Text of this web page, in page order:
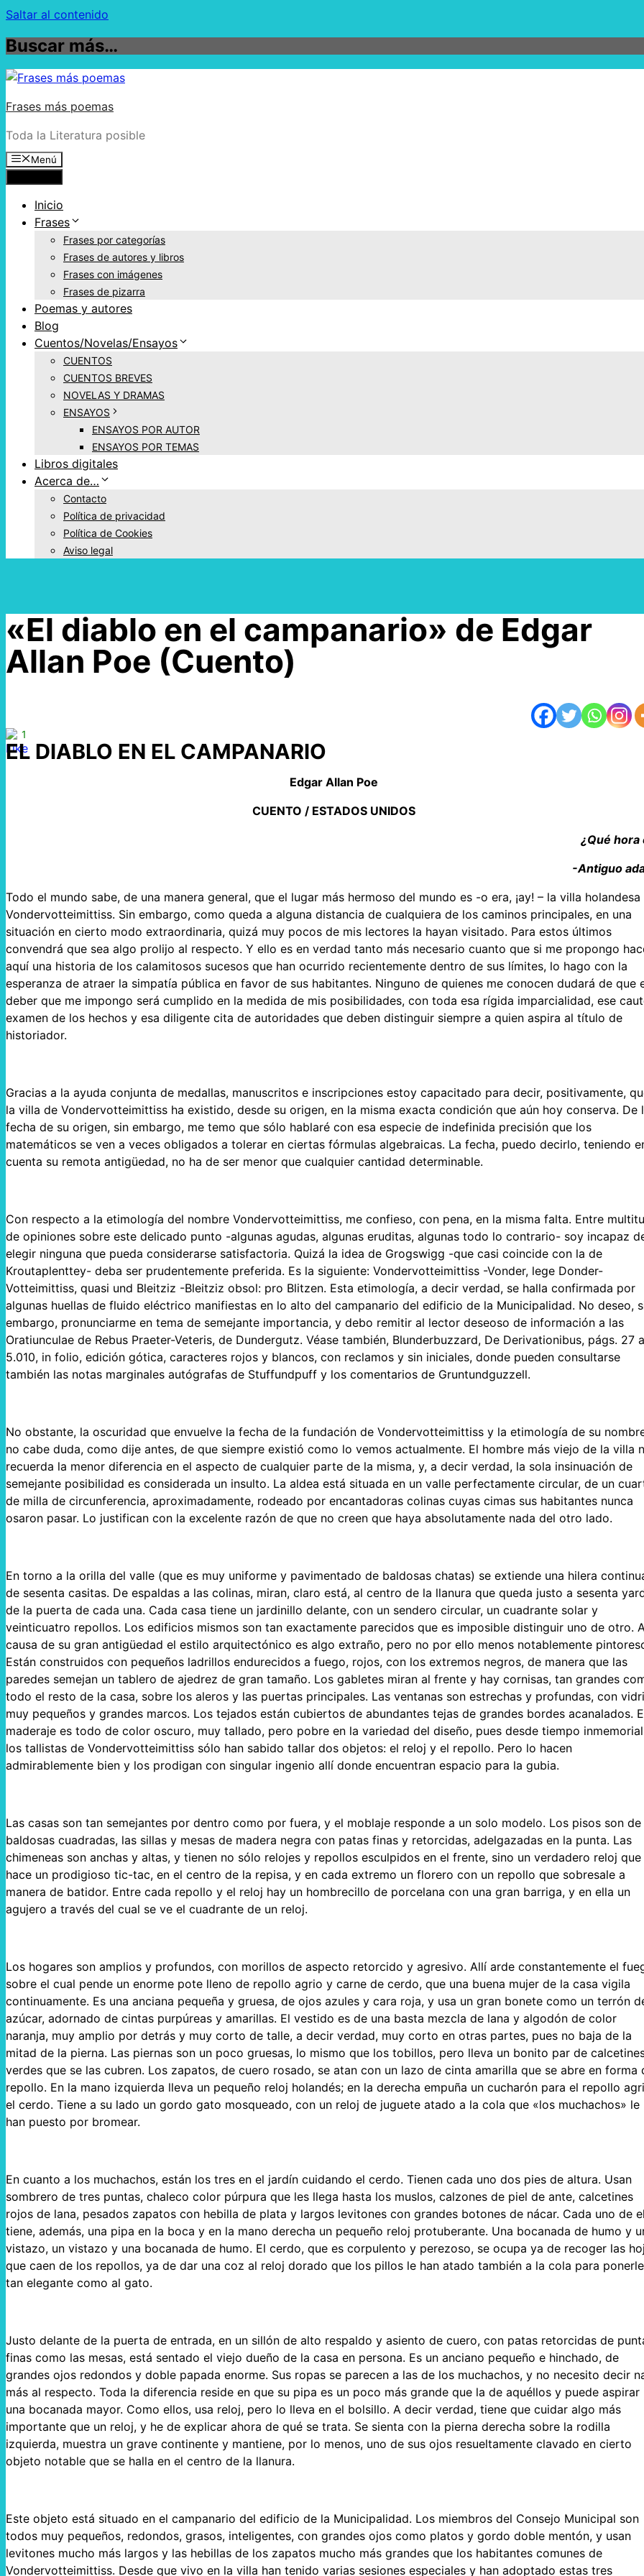
Saltar al contenido
Buscar más…
Frases más poemas
Toda la Literatura posible
Menú
Inicio
Frases
Frases por categorías
Frases de autores y libros
Frases con imágenes
Frases de pizarra
Poemas y autores
Blog
Cuentos/Novelas/Ensayos
CUENTOS
CUENTOS BREVES
NOVELAS Y DRAMAS
ENSAYOS
ENSAYOS POR AUTOR
ENSAYOS POR TEMAS
Libros digitales
Acerca de…
Contacto
Política de privacidad
Política de Cookies
Aviso legal
«El diablo en el campanario» de Edgar
Allan Poe (Cuento)
1
EL DIABLO EN EL CAMPANARIO
Edgar Allan Poe
CUENTO / ESTADOS UNIDOS
¿Qué hora
-Antiguo
Todo el mundo sabe, de una manera general, que el lugar más hermoso del mundo es -o era, ¡ay! – la villa holandesa
Vondervotteimittiss. Sin embargo, como queda a alguna distancia de cualquiera de los caminos principales, en una
situación en cierto modo extraordinaria, quizá muy pocos de mis lectores la hayan visitado. Para estos últimos
convendrá que sea algo prolijo al respecto. Y ello es en verdad tanto más necesario cuanto que si me propongo
aquí una historia de los calamitosos sucesos que han ocurrido recientemente dentro de sus límites, lo hago con la
esperanza de atraer la simpatía pública en favor de sus habitantes. Ninguno de quienes me conocen dudará de que
deber que me impongo será cumplido en la medida de mis posibilidades, con toda esa rígida imparcialidad, ese
examen de los hechos y esa diligente cita de autoridades que deben distinguir siempre a quien aspira al título de
historiador.
Gracias a la ayuda conjunta de medallas, manuscritos e inscripciones estoy capacitado para decir, positivamente,
la villa de Vondervotteimittiss ha existido, desde su origen, en la misma exacta condición que aún hoy conserva. De
fecha de su origen, sin embargo, me temo que sólo hablaré con esa especie de indefinida precisión que los
matemáticos se ven a veces obligados a tolerar en ciertas fórmulas algebraicas. La fecha, puedo decirlo, teniendo
cuenta su remota antigüedad, no ha de ser menor que cualquier cantidad determinable.
Con respecto a la etimología del nombre Vondervotteimittiss, me confieso, con pena, en la misma falta. Entre
de opiniones sobre este delicado punto -algunas agudas, algunas eruditas, algunas todo lo contrario- soy incapaz
elegir ninguna que pueda considerarse satisfactoria. Quizá la idea de Grogswigg -que casi coincide con la de
Kroutaplenttey- deba ser prudentemente preferida. Es la siguiente: Vondervotteimittiss -Vonder, lege Donder-
Votteimittiss, quasi und Bleitziz -Bleitziz obsol: pro Blitzen. Esta etimología, a decir verdad, se halla confirmada por
algunas huellas de fluido eléctrico manifiestas en lo alto del campanario del edificio de la Municipalidad. No deseo,
embargo, pronunciarme en tema de semejante importancia, y debo remitir al lector deseoso de información a las
Oratiunculae de Rebus Praeter-Veteris, de Dundergutz. Véase también, Blunderbuzzard, De Derivationibus, págs. 27 a
5.010, in folio, edición gótica, caracteres rojos y blancos, con reclamos y sin iniciales, donde pueden consultarse
también las notas marginales autógrafas de Stuffundpuff y los comentarios de Gruntundguzzell.
No obstante, la oscuridad que envuelve la fecha de la fundación de Vondervotteimittiss y la etimología de su
no cabe duda, como dije antes, de que siempre existió como lo vemos actualmente. El hombre más viejo de la villa
recuerda la menor diferencia en el aspecto de cualquier parte de la misma, y, a decir verdad, la sola insinuación de
semejante posibilidad es considerada un insulto. La aldea está situada en un valle perfectamente circular, de un
de milla de circunferencia, aproximadamente, rodeado por encantadoras colinas cuyas cimas sus habitantes nunca
osaron pasar. Lo justifican con la excelente razón de que no creen que haya absolutamente nada del otro lado.
En torno a la orilla del valle (que es muy uniforme y pavimentado de baldosas chatas) se extiende una hilera
de sesenta casitas. De espaldas a las colinas, miran, claro está, al centro de la llanura que queda justo a sesenta
de la puerta de cada una. Cada casa tiene un jardinillo delante, con un sendero circular, un cuadrante solar y
veinticuatro repollos. Los edificios mismos son tan exactamente parecidos que es imposible distinguir uno de otro.
causa de su gran antigüedad el estilo arquitectónico es algo extraño, pero no por ello menos notablemente
Están construidos con pequeños ladrillos endurecidos a fuego, rojos, con los extremos negros, de manera que las
paredes semejan un tablero de ajedrez de gran tamaño. Los gabletes miran al frente y hay cornisas, tan grandes
todo el resto de la casa, sobre los aleros y las puertas principales. Las ventanas son estrechas y profundas, con
muy pequeños y grandes marcos. Los tejados están cubiertos de abundantes tejas de grandes bordes acanalados.
maderaje es todo de color oscuro, muy tallado, pero pobre en la variedad del diseño, pues desde tiempo inmemorial
los tallistas de Vondervotteimittiss sólo han sabido tallar dos objetos: el reloj y el repollo. Pero lo hacen
admirablemente bien y los prodigan con singular ingenio allí donde encuentran espacio para la gubia.
Las casas son tan semejantes por dentro como por fuera, y el moblaje responde a un solo modelo. Los pisos son de
baldosas cuadradas, las sillas y mesas de madera negra con patas finas y retorcidas, adelgazadas en la punta. Las
chimeneas son anchas y altas, y tienen no sólo relojes y repollos esculpidos en el frente, sino un verdadero reloj que
hace un prodigioso tic-tac, en el centro de la repisa, y en cada extremo un florero con un repollo que sobresale a
manera de batidor. Entre cada repollo y el reloj hay un hombrecillo de porcelana con una gran barriga, y en ella un
agujero a través del cual se ve el cuadrante de un reloj.
Los hogares son amplios y profundos, con morillos de aspecto retorcido y agresivo. Allí arde constantemente el
sobre el cual pende un enorme pote lleno de repollo agrio y carne de cerdo, que una buena mujer de la casa vigila
continuamente. Es una anciana pequeña y gruesa, de ojos azules y cara roja, y usa un gran bonete como un terrón
azúcar, adornado de cintas purpúreas y amarillas. El vestido es de una basta mezcla de lana y algodón de color
naranja, muy amplio por detrás y muy corto de talle, a decir verdad, muy corto en otras partes, pues no baja de la
mitad de la pierna. Las piernas son un poco gruesas, lo mismo que los tobillos, pero lleva un bonito par de
verdes que se las cubren. Los zapatos, de cuero rosado, se atan con un lazo de cinta amarilla que se abre en forma
repollo. En la mano izquierda lleva un pequeño reloj holandés; en la derecha empuña un cucharón para el repollo
el cerdo. Tiene a su lado un gordo gato mosqueado, con un reloj de juguete atado a la cola que «los muchachos» le
han puesto por bromear.
En cuanto a los muchachos, están los tres en el jardín cuidando el cerdo. Tienen cada uno dos pies de altura. Usan
sombrero de tres puntas, chaleco color púrpura que les llega hasta los muslos, calzones de piel de ante, calcetines
rojos de lana, pesados zapatos con hebilla de plata y largos levitones con grandes botones de nácar. Cada uno de
tiene, además, una pipa en la boca y en la mano derecha un pequeño reloj protuberante. Una bocanada de humo y
vistazo, un vistazo y una bocanada de humo. El cerdo, que es corpulento y perezoso, se ocupa ya de recoger las
que caen de los repollos, ya de dar una coz al reloj dorado que los pillos le han atado también a la cola para ponerle
tan elegante como al gato.
Justo delante de la puerta de entrada, en un sillón de alto respaldo y asiento de cuero, con patas retorcidas de
finas como las mesas, está sentado el viejo dueño de la casa en persona. Es un anciano pequeño e hinchado, de
grandes ojos redondos y doble papada enorme. Sus ropas se parecen a las de los muchachos, y no necesito decir
más al respecto. Toda la diferencia reside en que su pipa es un poco más grande que la de aquéllos y puede aspirar
una bocanada mayor. Como ellos, usa reloj, pero lo lleva en el bolsillo. A decir verdad, tiene que cuidar algo más
importante que un reloj, y he de explicar ahora de qué se trata. Se sienta con la pierna derecha sobre la rodilla
izquierda, muestra un grave continente y mantiene, por lo menos, uno de sus ojos resueltamente clavado en cierto
objeto notable que se halla en el centro de la llanura.
Este objeto está situado en el campanario del edificio de la Municipalidad. Los miembros del Consejo Municipal son
todos muy pequeños, redondos, grasos, inteligentes, con grandes ojos como platos y gordo doble mentón, y usan
levitones mucho más largos y las hebillas de los zapatos mucho más grandes que los habitantes comunes de
Vondervotteimittiss. Desde que vivo en la villa han tenido varias sesiones especiales y han adoptado estas tres